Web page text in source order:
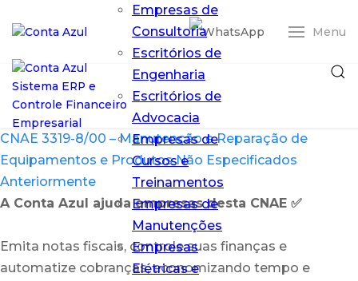
Menu
Empresas de
Consultoria
Escritórios de
Engenharia
Escritórios de
Advocacia
Empresas de
Cursos e
Treinamentos
Empresas de
Manutenções
Empresas
Elétricas e
Entrar
ERP Conta Azul
Pro
CNAE 3319-8/00 – Manutenção e Reparação de
Equipamentos e Produtos Não Especificados
Anteriormente
A Conta Azul ajuda empresas desta CNAE ✅
Emita notas fiscais, controle suas finanças e
automatize cobranças, economizando tempo e